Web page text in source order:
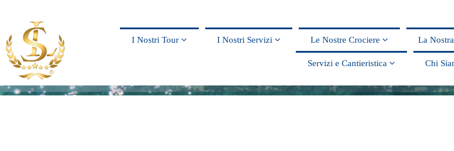
I Nostri Tour I Nostri Servizi Le Nostre Crociere La
Servizi e Cantieristica Chi